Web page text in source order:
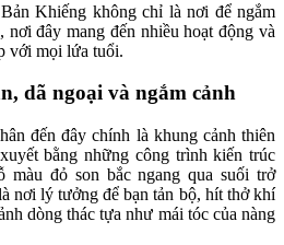
Khiếng không chỉ là nơi để ngắm
đây mang đến nhiều hoạt động và
với mọi lứa tuổi.
dã ngoại và ngắm cảnh
đến đây chính là khung cảnh thiên
bằng những công trình kiến trúc
màu đỏ son bắc ngang qua suối trở
nơi lý tưởng để bạn tản bộ, hít thở khí
dòng thác tựa như mái tóc của nàng